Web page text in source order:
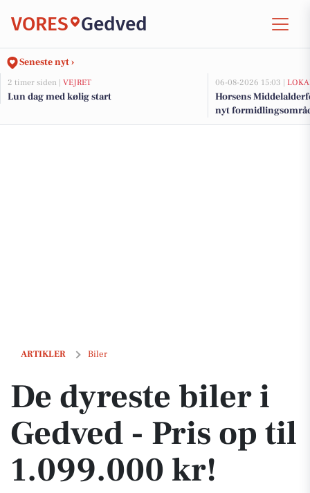
VORES Gedved
Seneste nyt ›
2 timer siden | VEJRET
Lun dag med kølig start
06-08-2026 15:03 |
Horsens
nyt
millionstøtte fra
ARTIKLER Biler
De dyreste biler i Gedved - Pris op til 1.099.000 kr!
De dyreste biler i
Gedved - Pris op til
1.099.000 kr!